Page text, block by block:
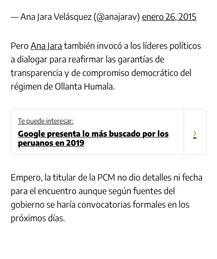
— Ana Jara Velásquez (@anajarav)enero 26, 2015
PeroAna Jara también invocó a los líderes políticos
a dialogar para reafirmar las garantías de
transparencia y de compromiso democrático del
régimen de Ollanta Humala.
Te puede interesar:
Google presenta lo más buscado por los
peruanos en 2019
›
Empero, la titular de la PCM no dio detalles ni fecha
para el encuentro aunque según fuentes del
gobierno se haría convocatorias formales en los
próximos días.